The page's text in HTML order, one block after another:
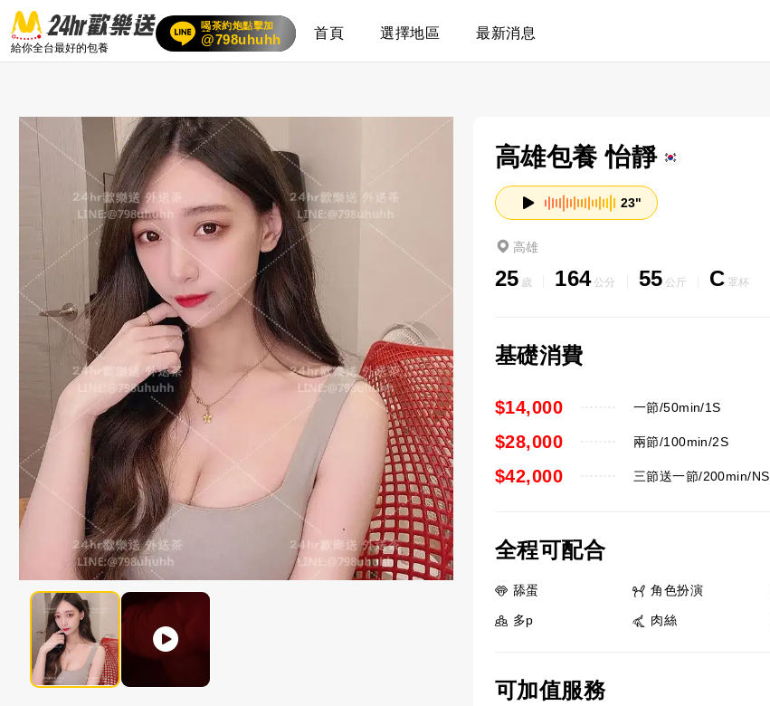
給你全台最好的包養
喝茶約炮點擊加
賴
24小時客服在線
@798uhuhh 首頁 選擇地區 最新消息
高雄包養 怡靜
23"
高雄
25 歲 164公分 55 公斤 C 罩杯
基礎消費
一節/50min/1S
$14,000
兩節/100min/2S
$28,000
三節送一節/200min/NS
$42,000
全程可配合
舔蛋 角色扮演
多p 肉絲
可加值服務